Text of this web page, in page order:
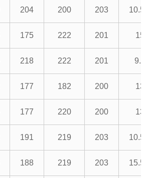
204 200 203
175 222 201
218 222 201
177 182 200
177 220 200
191 219 203
188 219 203